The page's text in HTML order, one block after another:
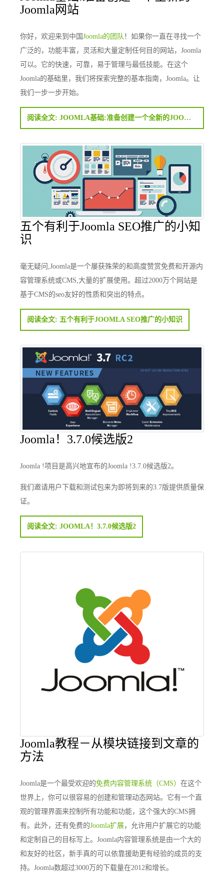
Joomla网站
你好，欢迎来到中国 Joomla的团队 ！如果你一直在寻找一个
广泛的，功能丰富，灵活和大量定制任何目的网站，Joomla
可以。它的快速，可靠，易于管理与最低技能。在这个
Joomla的基础里，我们将探索完整的基本指南，Joomla。让
我们一步一步开始。
阅读全文: JOOMLA基础:准备创建一个全新的JOOMLA网站
五个有利于Joomla SEO推广的小知
识
毫无疑问,Joomla是一个屡获殊荣的和高度赞赏免费和开源内
容管理系统或CMS,大量的扩展使用。超过2000万个网站是
基于CMS的seo友好的性质和突出的特点。
阅读全文: 五个有利于JOOMLA SEO推广的小知识
Joomla！3.7.0候选版2
Joomla !项目是高兴地宣布的Joomla !3.7.0候选版2。
我们邀请用户下载和测试包来为即将到来的3.7版提供质量保
证。
阅读全文: JOOMLA！3.7.0候选版2
Joomla教程－从模块链接到文章的
方法
Joomla是一个最受欢迎的免费内容管理系统（CMS） 在这个
世界上，你可以很容易的创建和管理动态网站。它有一个直
观的管理界面来控制所有功能和功能，这个强大的CMS拥
有。此外，还有免费的Joomla扩展，允许用户扩展它的功能
和定制自己的目标写上。Joomla内容管理系统是由一个大的
和友好的社区，新手真的可以依靠援助更有经验的成员的支
持。Joomla数超过3000万的下载量在2012和增长。